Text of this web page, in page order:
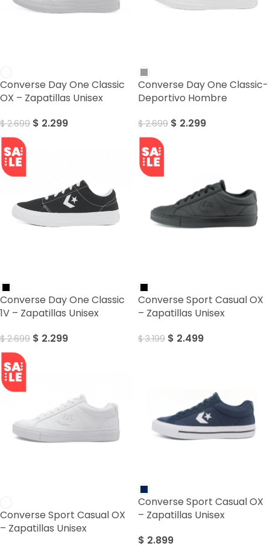
Converse Day One Classic
OX – Zapatillas Unisex
$2.699 $ 2.299
Converse Day One Classic-
Deportivo Hombre
$2.699 $ 2.299
Converse Day One Classic
1V – Zapatillas Unisex
$2.699 $ 2.299
Converse Sport Casual OX
– Zapatillas Unisex
$3.199 $ 2.499
Converse Sport Casual OX
– Zapatillas Unisex
Converse Sport Casual OX
– Zapatillas Unisex
$ 2.899